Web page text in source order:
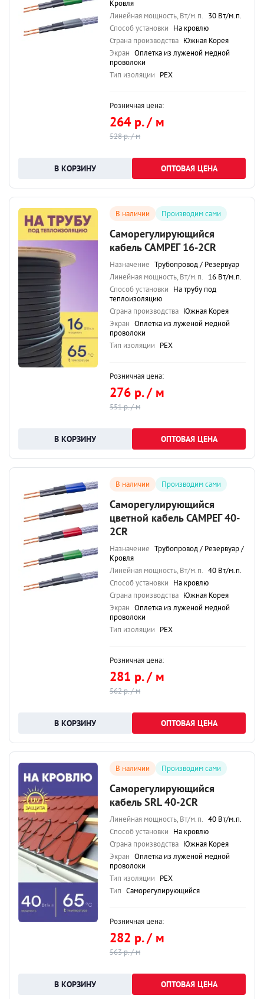
Кровля
Линейная мощность, Вт/м.п. 30 Вт/м.п.
Способ установки На кровлю
Страна производства Южная Корея
Экран Оплетка из луженой медной
проволоки
Тип изоляции PEX
Розничная цена:
264 р. / м
528 р. / м
ОПТОВАЯ ЦЕНА
В наличии Производим сами
Саморегулирующийся
кабель САМРЕГ 16-2CR
Назначение Трубопровод / Резервуар
Линейная мощность, Вт/м.п. 16 Вт/м.п.
Способ установки На трубу под
теплоизоляцию
Страна производства Южная Корея
Экран Оплетка из луженой медной
проволоки
Тип изоляции PEX
Розничная цена:
276 р. / м
551 р. / м
ОПТОВАЯ ЦЕНА
В наличии Производим сами
Саморегулирующийся
цветной кабель САМРЕГ 40-
2CR
Назначение Трубопровод / Резервуар /
Кровля
Линейная мощность, Вт/м.п. 40 Вт/м.п.
Способ установки На кровлю
Страна производства Южная Корея
Экран Оплетка из луженой медной
проволоки
Тип изоляции PEX
Розничная цена:
281 р. / м
562 р. / м
ОПТОВАЯ ЦЕНА
В наличии Производим сами
Саморегулирующийся
кабель SRL 40-2CR
Линейная мощность, Вт/м.п. 40 Вт/м.п.
Способ установки На кровлю
Страна производства Южная Корея
Экран Оплетка из луженой медной
проволоки
Тип изоляции PEX
Тип Саморегулирующийся
Розничная цена:
282 р. / м
563 р. / м
ОПТОВАЯ ЦЕНА